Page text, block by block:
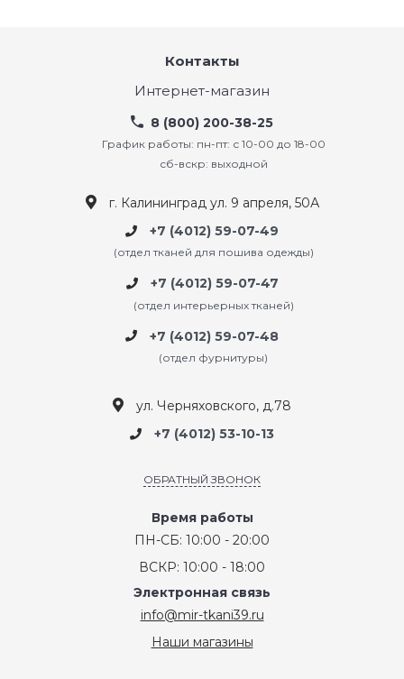
Контакты
Интернет-магазин
8 (800) 200-38-25
График работы: пн-пт: с 10-00 до 18-00
сб-вскр: выходной
г. Калининград ул. 9 апреля, 50А
+7 (4012) 59-07-49
(отдел тканей для пошива одежды)
+7 (4012) 59-07-47
(отдел интерьерных тканей)
+7 (4012) 59-07-48
(отдел фурнитуры)
ул. Черняховского, д.78
+7 (4012) 53-10-13
ОБРАТНЫЙ ЗВОНОК
Время работы
ПН-СБ: 10:00 - 20:00
ВСКР: 10:00 - 18:00
Электронная связь
info@mir-tkani39.ru
Наши магазины